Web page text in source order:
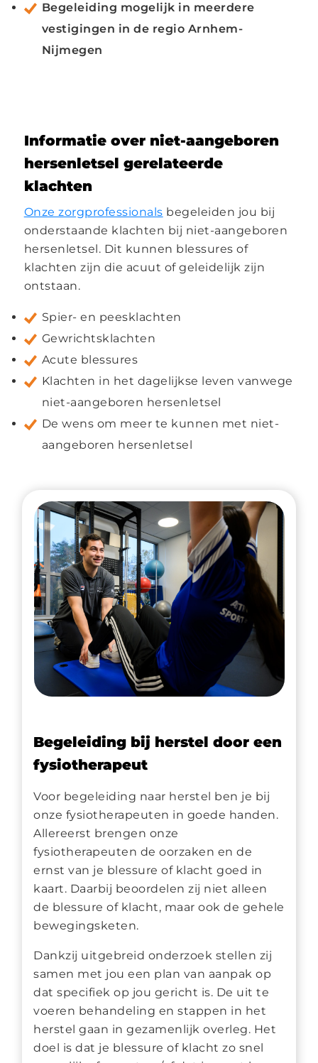
Begeleiding mogelijk in meerdere
vestigingen in de regio Arnhem-
Nijmegen
Informatie over niet-aangeboren
hersenletsel gerelateerde
klachten
Onze zorgprofessionals begeleiden jou bij
onderstaande klachten bij niet-aangeboren
hersenletsel. Dit kunnen blessures of
klachten zijn die acuut of geleidelijk zijn
ontstaan.
Spier- en peesklachten
Gewrichtsklachten
Acute blessures
Klachten in het dagelijkse leven vanwege
niet-aangeboren hersenletsel
De wens om meer te kunnen met niet-
aangeboren hersenletsel
Begeleiding bij herstel door een
fysiotherapeut
Voor begeleiding naar herstel ben je bij
onze fysiotherapeuten in goede handen.
Allereerst brengen onze
fysiotherapeuten de oorzaken en de
ernst van je blessure of klacht goed in
kaart. Daarbij beoordelen zij niet alleen
de blessure of klacht, maar ook de gehele
bewegingsketen.
Dankzij uitgebreid onderzoek stellen zij
samen met jou een plan van aanpak op
dat specifiek op jou gericht is. De uit te
voeren behandeling en stappen in het
herstel gaan in gezamenlijk overleg. Het
doel is dat je blessure of klacht zo snel